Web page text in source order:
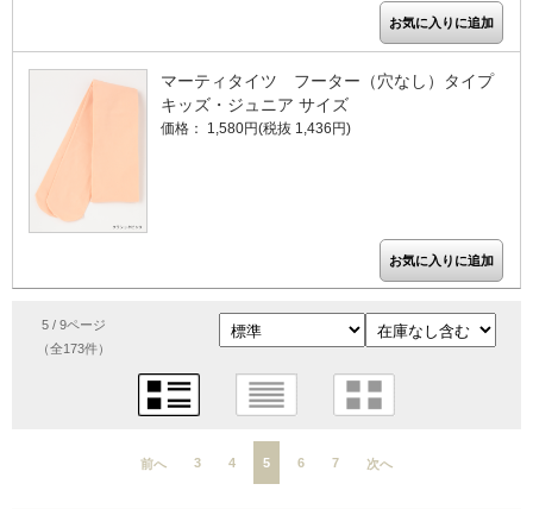
マーティタイツ フーター（穴なし）タイプ
キッズ・ジュニア サイズ
価格： 1,580円(税抜 1,436円)
5 / 9ページ
（全173件）
前へ 3 4 5 6 7 次へ